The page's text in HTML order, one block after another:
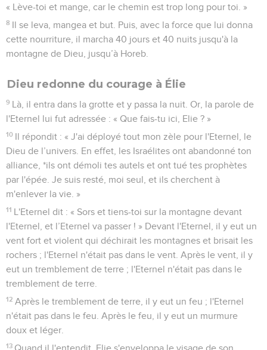
« Lève-toi et mange, car le chemin est trop long pour toi. »
8 Il se leva, mangea et but. Puis, avec la force que lui donna
cette nourriture, il marcha 40 jours et 40 nuits jusqu'à la
montagne de Dieu, jusqu’à Horeb.
Dieu redonne du courage à Élie
9 Là, il entra dans la grotte et y passa la nuit. Or, la parole de
l'Eternel lui fut adressée : « Que fais-tu ici, Elie ? »
10 Il répondit : « J'ai déployé tout mon zèle pour l'Eternel, le
Dieu de l’univers. En effet, les Israélites ont abandonné ton
alliance, *ils ont démoli tes autels et ont tué tes prophètes
par l'épée. Je suis resté, moi seul, et ils cherchent à
m'enlever la vie. »
11 L'Eternel dit : « Sors et tiens-toi sur la montagne devant
l'Eternel, et l’Eternel va passer ! » Devant l'Eternel, il y eut un
vent fort et violent qui déchirait les montagnes et brisait les
rochers ; l'Eternel n'était pas dans le vent. Après le vent, il y
eut un tremblement de terre ; l'Eternel n'était pas dans le
tremblement de terre.
12 Après le tremblement de terre, il y eut un feu ; l'Eternel
n'était pas dans le feu. Après le feu, il y eut un murmure
doux et léger.
13 Quand il l'entendit, Elie s'enveloppa le visage de son